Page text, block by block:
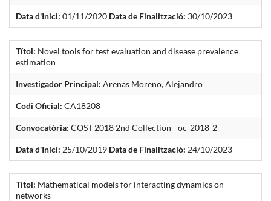
Data d'Inici: 01/11/2020 Data de Finalització: 30/10/2023
Títol: Novel tools for test evaluation and disease prevalence
estimation
Investigador Principal: Arenas Moreno, Alejandro
Codi Oficial: CA18208
Convocatòria: COST 2018 2nd Collection - oc-2018-2
Data d'Inici: 25/10/2019 Data de Finalització: 24/10/2023
Títol: Mathematical models for interacting dynamics on
networks